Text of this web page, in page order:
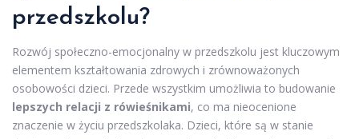
przedszkolu?
Rozwój społeczno-emocjonalny w przedszkolu jest kluczowym
elementem kształtowania zdrowych i zrównoważonych
osobowości dzieci. Przede wszystkim umożliwia to budowanie
lepszych relacji z rówieśnikami, co ma nieocenione
znaczenie w życiu przedszkolaka. Dzieci, które są w stanie